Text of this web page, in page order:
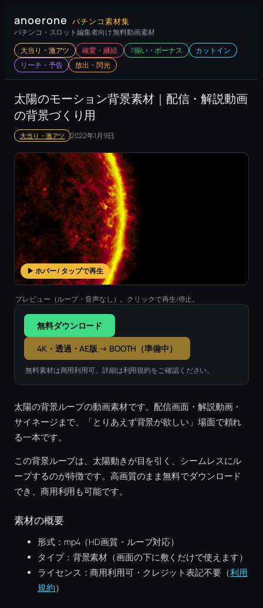
容
ス
キ
プ
anoerone パチンコ素材集
パチンコ・スロット編集者向け 無料動画素材
大当り・激アツ 確変・継続 7揃い・ボーナス
カットイン
リーチ・予告
放出・閃光
太陽のモーション背景素材｜配信・解説動画
の背景づくり用
大当り・激アツ 2022年1月9日
▶ ホバー / タップで再生
プレビュー（ループ・音声なし）。クリックで再生/停止。
無料ダウンロード
4K・透過・AE版 → BOOTH（準備中）
無料素材は商用利用可。詳細は利用規約をご確認ください。
太陽の背景ループの動画素材です。配信画面・解説動画・
サイネージまで、「とりあえず背景が欲しい」場面で頼れ
る一本です。
この背景ループは、太陽動きが目を引く、シームレスにル
ープするのが特徴です。高画質のまま無料でダウンロード
でき、商用利用も可能です。
素材の概要
形式：mp4（HD画質・ループ対応）
タイプ：背景素材（画面の下に敷くだけで使えます）
ライセンス：商用利用可・クレジット表記不要（利用
規約）